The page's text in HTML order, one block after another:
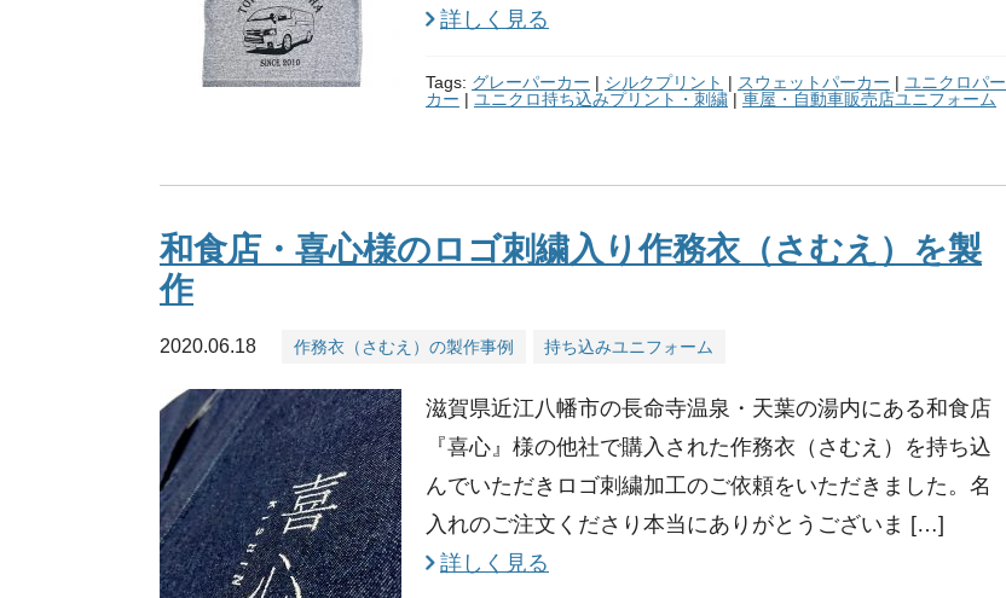
詳しく見る
Tags: グレーパーカー | シルクプリント | スウェットパーカー | ユニクロパー
カー | ユニクロ持ち込みプリント・刺繍 | 車屋・自動車販売店ユニフォーム
和食店・喜心様のロゴ刺繍入り作務衣（さむえ）を製
作
2020.06.18 作務衣（さむえ）の製作事例 持ち込みユニフォーム
滋賀県近江八幡市の長命寺温泉・天葉の湯内にある和食店
『喜心』様の他社で購入された作務衣（さむえ）を持ち込
んでいただきロゴ刺繍加工のご依頼をいただきました。名
入れのご注文くださり本当にありがとうございま […]
詳しく見る